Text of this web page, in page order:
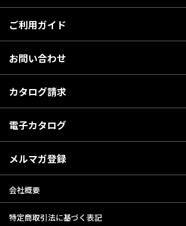
ご利用ガイド
お問い合わせ
カタログ請求
電子カタログ
メルマガ登録
会社概要
特定商取引法に基づく表記